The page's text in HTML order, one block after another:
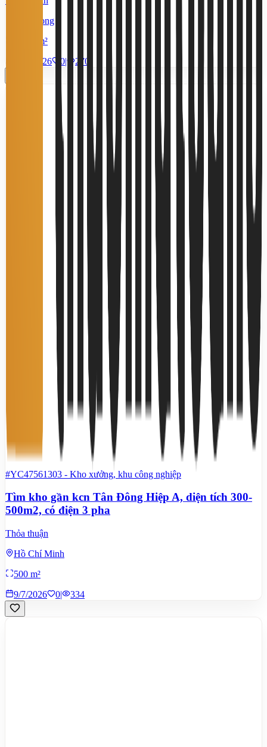
Hải Phòng
5.000 m²
10/7/2026
0| 270
#YC47561303 - Kho xưởng, khu công nghiệp
Tìm kho gần kcn Tân Đông Hiệp A, diện tích 300-
500m2, có điện 3 pha
Thỏa thuận
Hồ Chí Minh
500 m²
9/7/2026
0| 334